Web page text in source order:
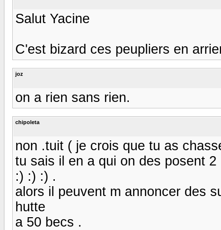
Salut Yacine
C'est bizard ces peupliers en
joz
on a rien sans rien.
chipoleta
non .tuit ( je crois que tu as
tu sais il en a qui on des posent
:) :) :) .
alors il peuvent m annoncer des
hutte
a 50 becs .